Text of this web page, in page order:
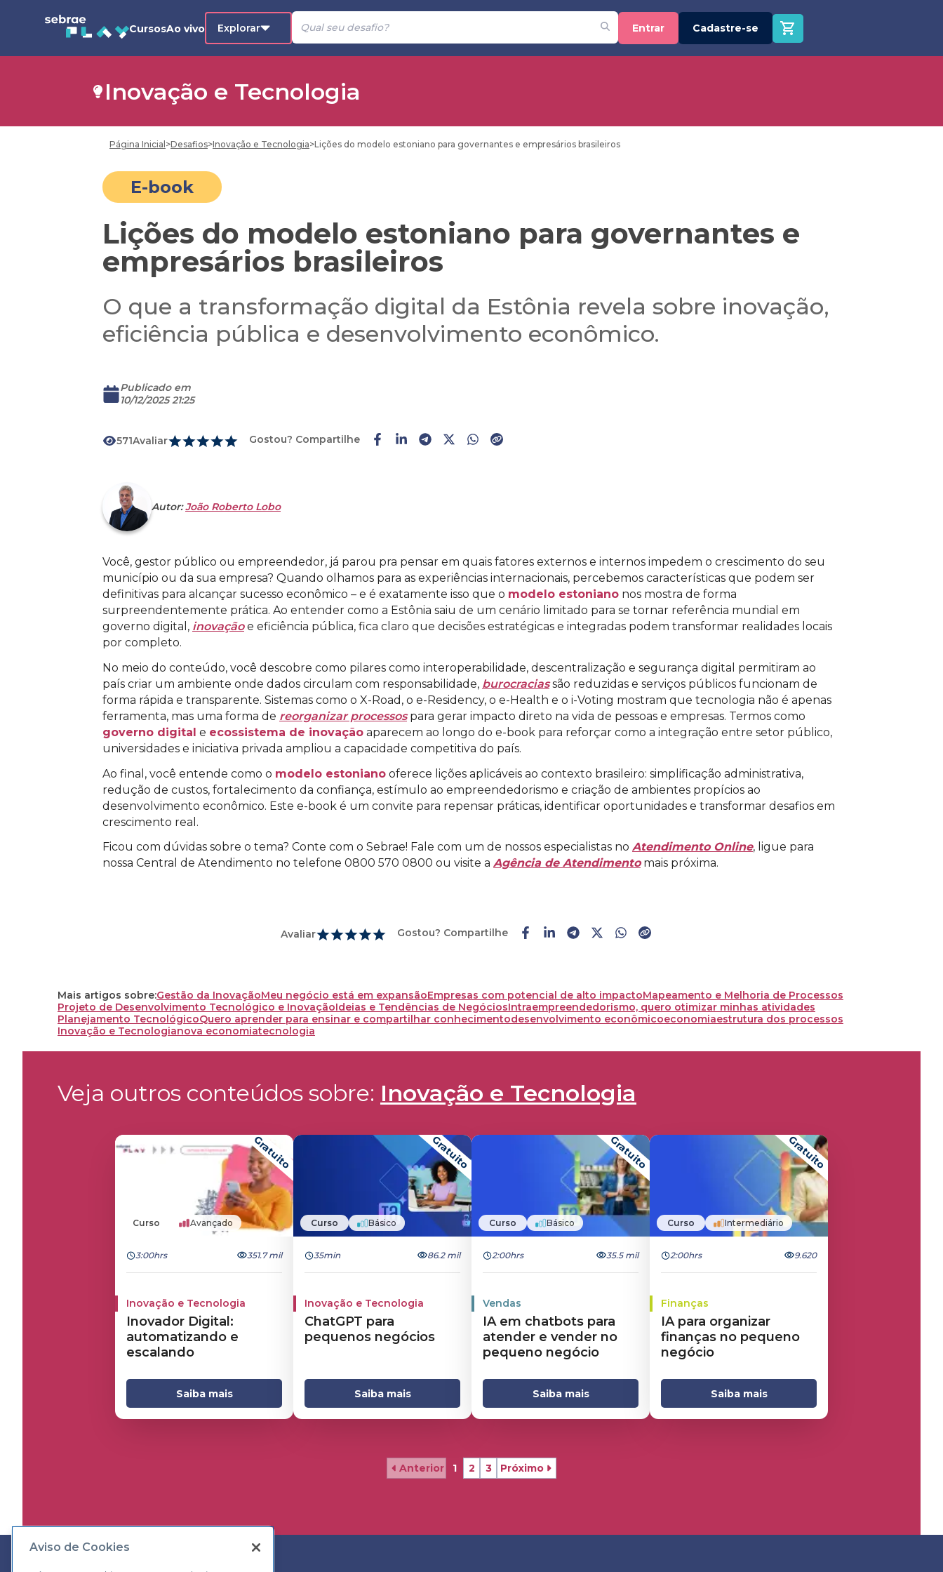
CursosAo vivo Explorar Entrar Cadastre-se
Inovação e Tecnologia
Página Inicial >Desafios>Inovação e Tecnologia>Lições do modelo estoniano para governantes e empresários brasileiros
E-book
Lições do modelo estoniano para governantes e
empresários brasileiros
O que a transformação digital da Estônia revela sobre inovação,
eficiência pública e desenvolvimento econômico.
Publicado em
10/12/2025 21:25
571Avaliar Gostou? Compartilhe
Autor:João Roberto Lobo
Você, gestor público ou empreendedor, já parou pra pensar em quais fatores externos e internos impedem o crescimento do seu
município ou da sua empresa? Quando olhamos para as experiências internacionais, percebemos características que podem ser
definitivas para alcançar sucesso econômico – e é exatamente isso que o modelo estoniano nos mostra de forma
surpreendentemente prática. Ao entender como a Estônia saiu de um cenário limitado para se tornar referência mundial em
governo digital, inovaçãoe eficiência pública, fica claro que decisões estratégicas e integradas podem transformar realidades locais
por completo.
No meio do conteúdo, você descobre como pilares como interoperabilidade, descentralização e segurança digital permitiram ao
país criar um ambiente onde dados circulam com responsabilidade, burocraciassão reduzidas e serviços públicos funcionam de
forma rápida e transparente. Sistemas como o X-Road, o e-Residency, o e-Health e o i-Voting mostram que tecnologia não é apenas
ferramenta, mas uma forma de reorganizar processospara gerar impacto direto na vida de pessoas e empresas. Termos como
governo digital e ecossistema de inovação aparecem ao longo do e-book para reforçar como a integração entre setor público,
universidades e iniciativa privada ampliou a capacidade competitiva do país.
Ao final, você entende como o modelo estoniano oferece lições aplicáveis ao contexto brasileiro: simplificação administrativa,
redução de custos, fortalecimento da confiança, estímulo ao empreendedorismo e criação de ambientes propícios ao
desenvolvimento econômico. Este e-book é um convite para repensar práticas, identificar oportunidades e transformar desafios em
crescimento real.
Ficou com dúvidas sobre o tema? Conte com o Sebrae! Fale com um de nossos especialistas no Atendimento Online, ligue para
nossa Central de Atendimento no telefone 0800 570 0800 ou visite a Agência de Atendimentomais próxima.
Avaliar Gostou? Compartilhe
Mais artigos sobre:Gestão da InovaçãoMeu negócio está em expansãoEmpresas com potencial de alto impactoMapeamento e Melhoria de Processos
Projeto de Desenvolvimento Tecnológico e InovaçãoIdeias e Tendências de NegóciosIntraempreendedorismo, quero otimizar minhas atividades
Planejamento TecnológicoQuero aprender para ensinar e compartilhar conhecimentodesenvolvimento econômicoeconomiaestrutura dos processos
Inovação e Tecnologianova economiatecnologia
Veja outros conteúdos sobre: Inovação e Tecnologia
Gratuito
Curso Avançado
3:00hrs 351.7 mil
Inovação e Tecnologia
Inovador Digital:
automatizando e
escalando
Saiba mais
Gratuito
Curso Básico
35min 86.2 mil
Inovação e Tecnologia
ChatGPT para
pequenos negócios
Saiba mais
Gratuito
Curso Básico
2:00hrs 35.5 mil
Vendas
IA em chatbots para
atender e vender no
pequeno negócio
Saiba mais
Gratuito
Curso Intermediário
2:00hrs 9.620
Finanças
IA para organizar
finanças no pequeno
negócio
Saiba mais
Anterior 1 2 3 Próximo
Aviso de Cookies